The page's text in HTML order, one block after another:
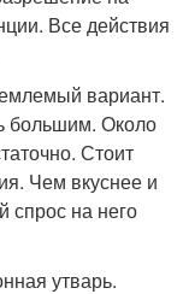
Все действия
вариант.
большим. Около
Стоит
Чем вкуснее и
спрос на него
утварь.